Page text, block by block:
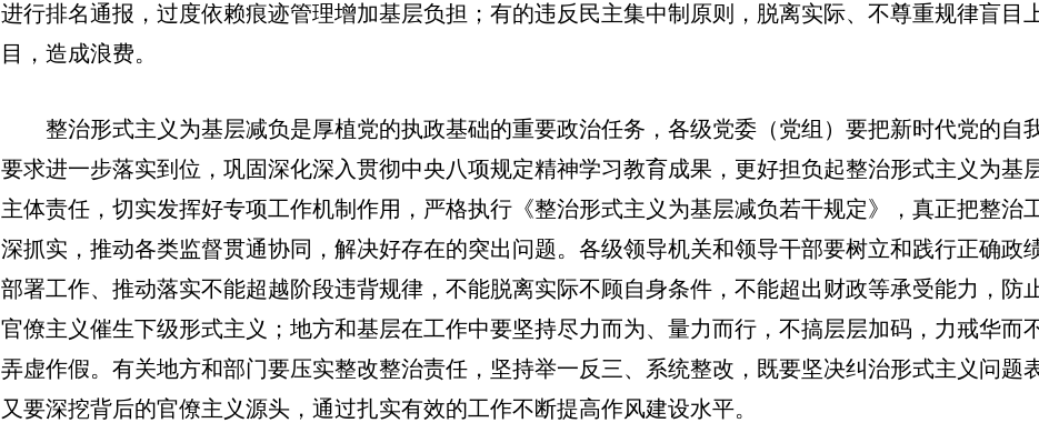
进行排名通报，过度依赖痕迹管理增加基层负担；有的违反民主集中制原则，脱离实际、不尊重规律盲目
目，造成浪费。
整治形式主义为基层减负是厚植党的执政基础的重要政治任务，各级党委（党组）要把新时代党的自
要求进一步落实到位，巩固深化深入贯彻中央八项规定精神学习教育成果，更好担负起整治形式主义为基
主体责任，切实发挥好专项工作机制作用，严格执行《整治形式主义为基层减负若干规定》，真正把整治
深抓实，推动各类监督贯通协同，解决好存在的突出问题。各级领导机关和领导干部要树立和践行正确政
部署工作、推动落实不能超越阶段违背规律，不能脱离实际不顾自身条件，不能超出财政等承受能力，防
官僚主义催生下级形式主义；地方和基层在工作中要坚持尽力而为、量力而行，不搞层层加码，力戒华而
弄虚作假。有关地方和部门要压实整改整治责任，坚持举一反三、系统整改，既要坚决纠治形式主义问题
又要深挖背后的官僚主义源头，通过扎实有效的工作不断提高作风建设水平。